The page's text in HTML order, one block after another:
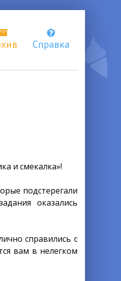
Справка
и смекалка»!
подстерегали
оказались
справились с
вам в нелегком